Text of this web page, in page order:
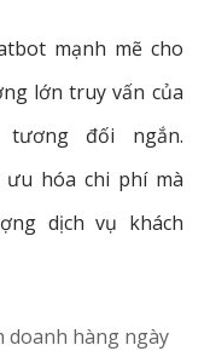
mạnh mẽ cho
lớn truy vấn của
đối ngắn.
hóa chi phí mà
dịch vụ khách
doanh hàng ngày